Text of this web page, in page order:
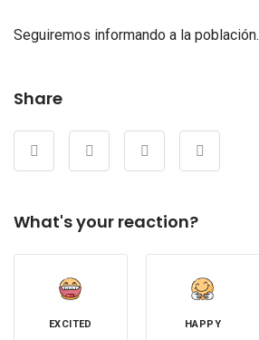
Seguiremos informando a la población.
Share
What's your reaction?
EXCITED HAPPY